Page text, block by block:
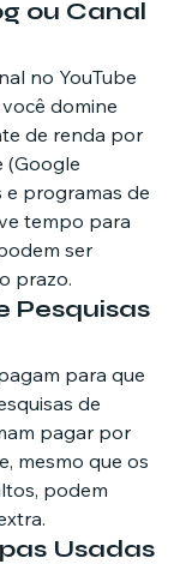
ou Canal
no YouTube
domine
de renda por
(Google
e programas de
tempo para
ser
prazo.
Pesquisas
para que
de
pagar por
mesmo que os
podem
Usadas